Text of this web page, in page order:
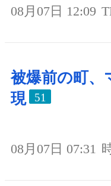
08月07日 12:09
被爆前の町、
現
51
08月07日 07:31